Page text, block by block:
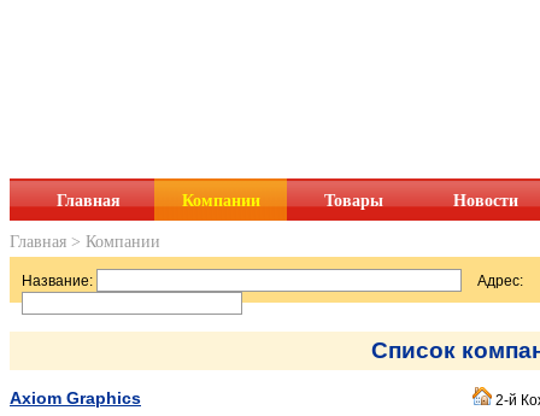
Главная Компании Товары Новости
Главная > Компании
Название: Адрес:
Список
Axiom Graphics 2-й